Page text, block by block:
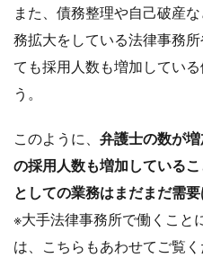
また、債務整理や自己破産
務拡大をしている法律事務
ても採用人数も増加してい
う。
このように、 弁護士の数が
の採用人数も増加している
としての業務はまだまだ需
※大手法律事務所で働くこと
は、こちらもあわせてご覧く